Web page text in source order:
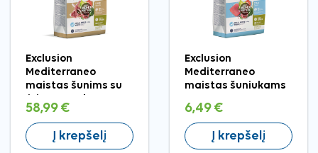
Exclusion
Mediterraneo
maistas šunims su
58,99 €
Į krepšelį
Exclusion
Mediterraneo
maistas šuniukams
6,49 €
Į krepšelį